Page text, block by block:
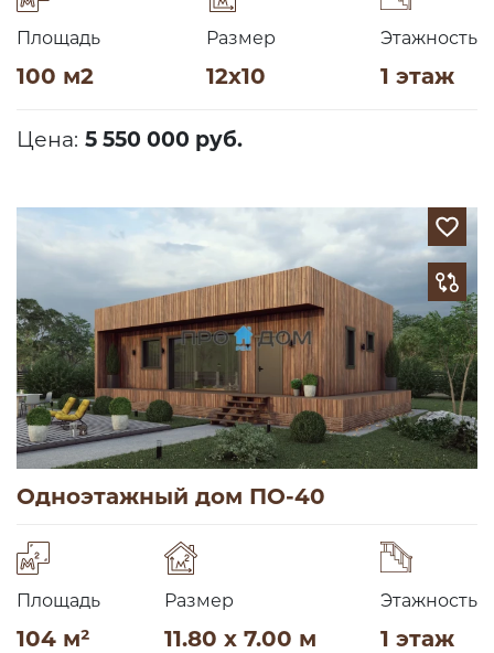
Площадь
100 м2
Размер
12х10
Этажность
1 этаж
Цена: 5 550 000 руб.
Одноэтажный дом ПО-40
Площадь
104 м²
Размер
11.80 x 7.00 м
Этажность
1 этаж